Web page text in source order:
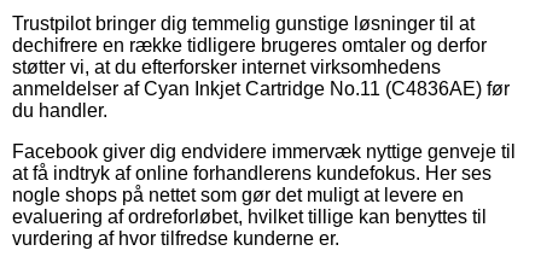
Trustpilot bringer dig temmelig gunstige løsninger til at
dechifrere en række tidligere brugeres omtaler og derfor
støtter vi, at du efterforsker internet virksomhedens
anmeldelser af Cyan Inkjet Cartridge No.11 (C4836AE) før
du handler.
Facebook giver dig endvidere immervæk nyttige genveje til
at få indtryk af online forhandlerens kundefokus. Her ses
nogle shops på nettet som gør det muligt at levere en
evaluering af ordreforløbet, hvilket tillige kan benyttes til
vurdering af hvor tilfredse kunderne er.